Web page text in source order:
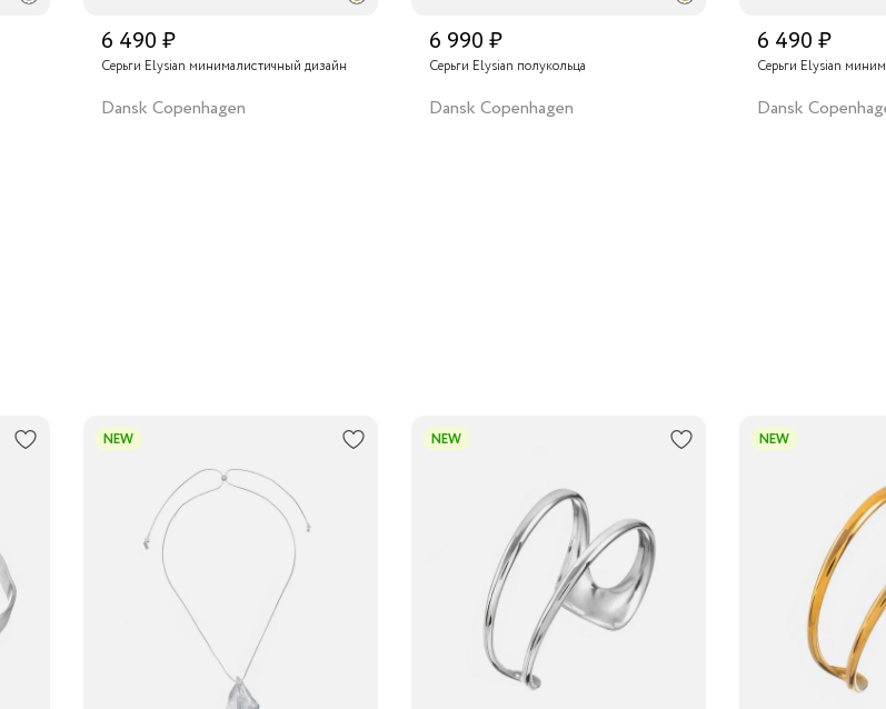
6 490 ₽
Серьги Elysian минималистичный дизайн
Dansk Copenhagen
6 990 ₽
Серьги Elysian полукольца
Dansk Copenhagen
6 490 ₽
Серьги Elysian
Dansk
NEW NEW NEW